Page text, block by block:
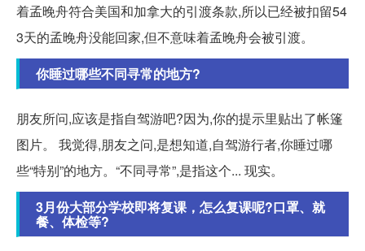
着孟晚舟符合美国和加拿大的引渡条款,所以已经被扣留54
3天的孟晚舟没能回家,但不意味着孟晚舟会被引渡。
你睡过哪些不同寻常的地方?
朋友所问,应该是指自驾游吧?因为,你的提示里贴出了帐篷
图片。 我觉得,朋友之问,是想知道,自驾游行者,你睡过哪
些“特别”的地方。“不同寻常”,是指这个... 现实。
3月份大部分学校即将复课，怎么复课呢?口罩、就
餐、体检等?